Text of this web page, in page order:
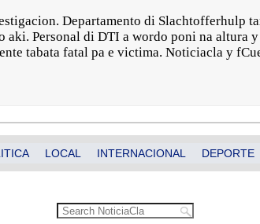
Departamento di Slachtofferhulp
aki. Personal di DTI a wordo poni na altura
tabata fatal pa e victima. Noticiacla y
LOCAL INTERNACIONAL DEPORTE